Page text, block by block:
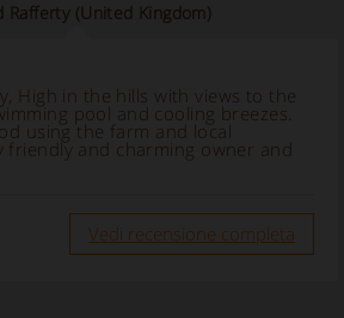
Rafferty (United Kingdom)
High in the hills with views to the
pool and cooling breezes.
using the farm and local
friendly and charming owner and
Vedi recensione completa